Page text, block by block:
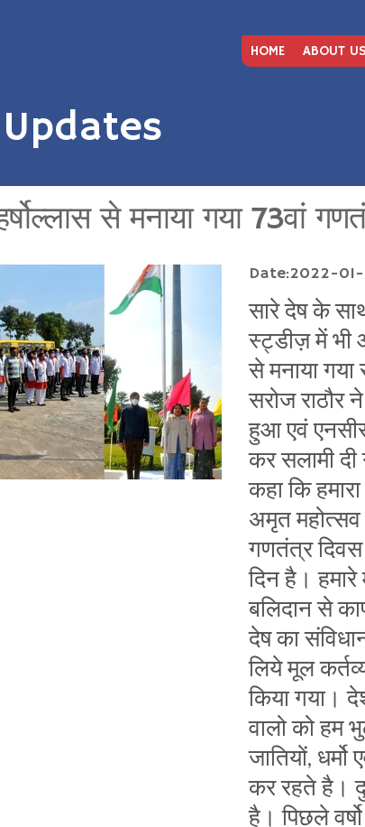
HOME ABOUT US
से मनाया गया 73वां
Date:2022-01-
सारे देष के
स्ट्डीज़ में भी
से मनाया
सरोज राठौर
हुआ एवं
कर सलामी
कहा कि
अमृत महोत्सव
गणतंत्र दिवस
दिन है।
बलिदान से
देष का
लिये मूल
किया गया।
वालो को हम
जातियों,
कर रहते है।
है। पिछले